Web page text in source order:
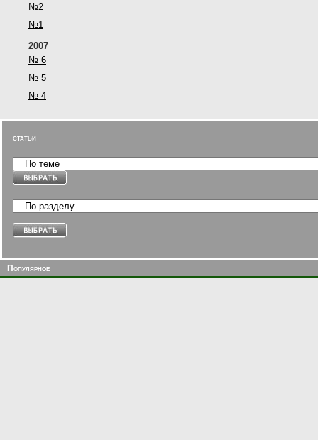
№2
№1
2007
№ 6
№ 5
№ 4
статьи
Популярное